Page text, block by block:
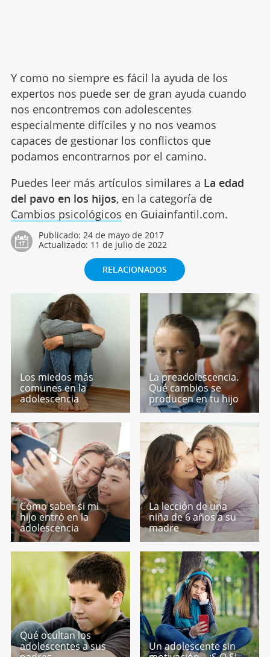
Y como no siempre es fácil la ayuda de los
expertos nos puede ser de gran ayuda cuando
nos encontremos con adolescentes
especialmente difíciles y no nos veamos
capaces de gestionar los conflictos que
podamos encontrarnos por el camino.
Puedes leer más artículos similares a La edad
del pavo en los hijos, en la categoría de
Cambios psicológicos en Guiainfantil.com.
Publicado: 24 de mayo de 2017
Actualizado: 11 de julio de 2022
RELACIONADOS
Los miedos más
comunes en la
adolescencia
La preadolescencia.
Qué cambios se
producen en tu hijo
Cómo saber si mi
hijo entró en la
adolescencia
La lección de una
niña de 6 años a su
madre
Qué ocultan los
adolescentes a sus
Un adolescente sin